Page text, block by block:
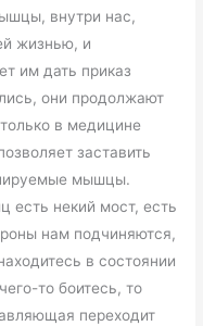
внутри нас,
жизнью, и
им дать приказ
они продолжают
в медицине
заставить
мышцы.
некий мост, есть
нам подчиняются,
в состоянии
то боитесь, то
переходит